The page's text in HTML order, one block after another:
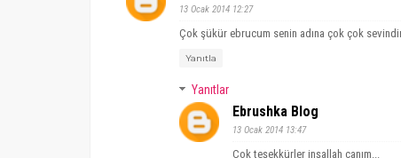
13 Ocak 2014 12:27
Çok şükür ebrucum senin adına çok çok
Yanıtla
Yanıtlar
Ebrushka Blog
13 Ocak 2014 13:47
Çok teşekkürler inşallah canım...